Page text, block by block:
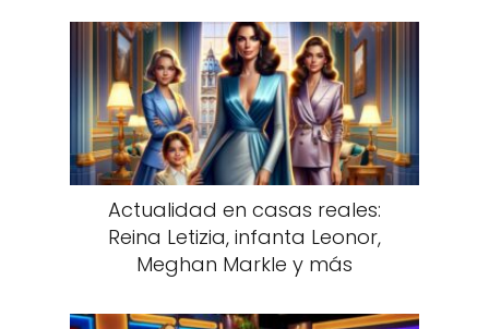
Actualidad en casas reales:
Reina Letizia, infanta Leonor,
Meghan Markle y más